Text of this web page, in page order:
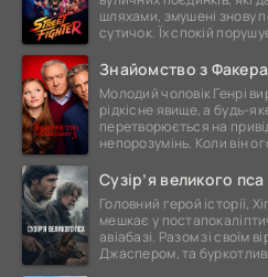
шляхами, змушені знову
сутичок. Їх спокій
Знайомство з
Молодий чоловік Генрі
рідкісне явище, а будь-
перетворюється на
непорозумінь. Коли він
Сузір’я великого пса
Головний герой історії,
мешкає у
авіабазі. Разом зі своїм
Джаспером, та